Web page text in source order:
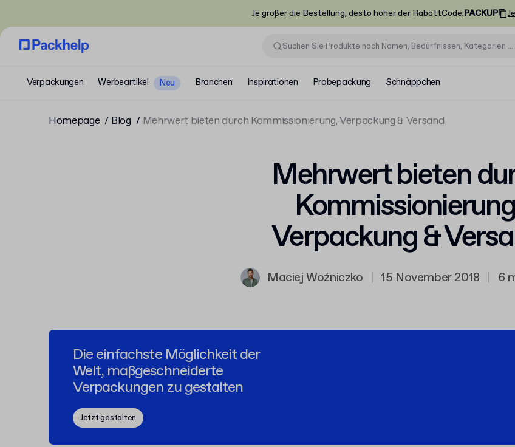
Je größer die Bestellung, desto höher der RabattCode:PACKUP
Verpackungen Werbeartikel Neu Branchen Inspirationen Probepackung Schnäppchen
Homepage Blog Mehrwert bieten durch Kommissionierung, Verpackung & Versand
Mehrwert bieten
Verpackung &
Maciej Woźniczko | 15 November 2018 | 6
Die einfachste Möglichkeit der
Welt, maßgeschneiderte
Verpackungen zu gestalten
Jetzt gestalten